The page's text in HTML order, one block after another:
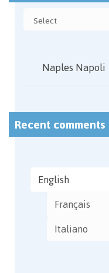
Naples Napoli
Recent comments
English
Français
Italiano